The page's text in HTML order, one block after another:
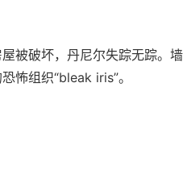
被破坏，丹尼尔失踪无踪。墙
怖组织“bleak iris”。